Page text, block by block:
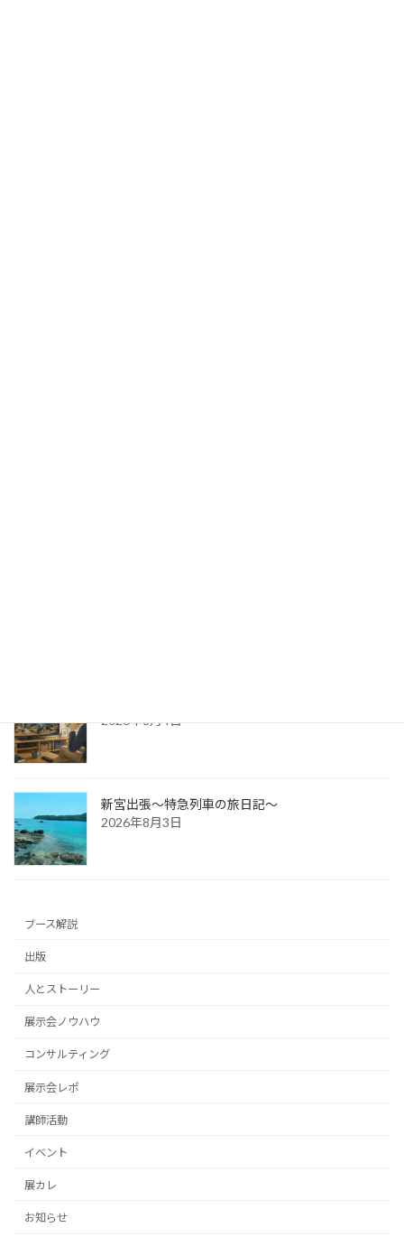
2026年8月4日
新宮出張～特急列車の旅日記～
2026年8月3日
ブース解説
出版
人とストーリー
展示会ノウハウ
コンサルティング
展示会レポ
講師活動
イベント
展カレ
お知らせ